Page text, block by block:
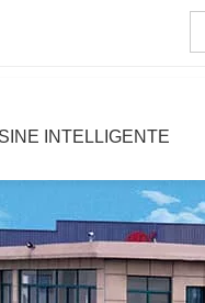
INTELLIGENTE